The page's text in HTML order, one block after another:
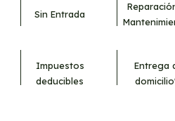
Sin Entrada
Impuestos
deducibles
Entrega